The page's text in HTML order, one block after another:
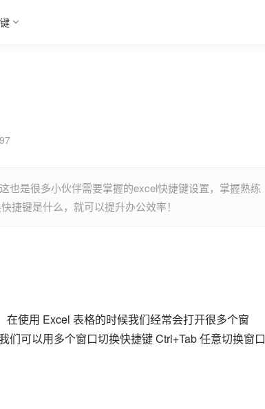
也是很多小伙伴需要掌握的excel快捷键设置，掌握熟练
捷键是什么，就可以提升办公效率！
使用 Excel 表格的时候我们经常会打开很多个窗
可以用多个窗口切换快捷键 Ctrl+Tab 任意切换窗口